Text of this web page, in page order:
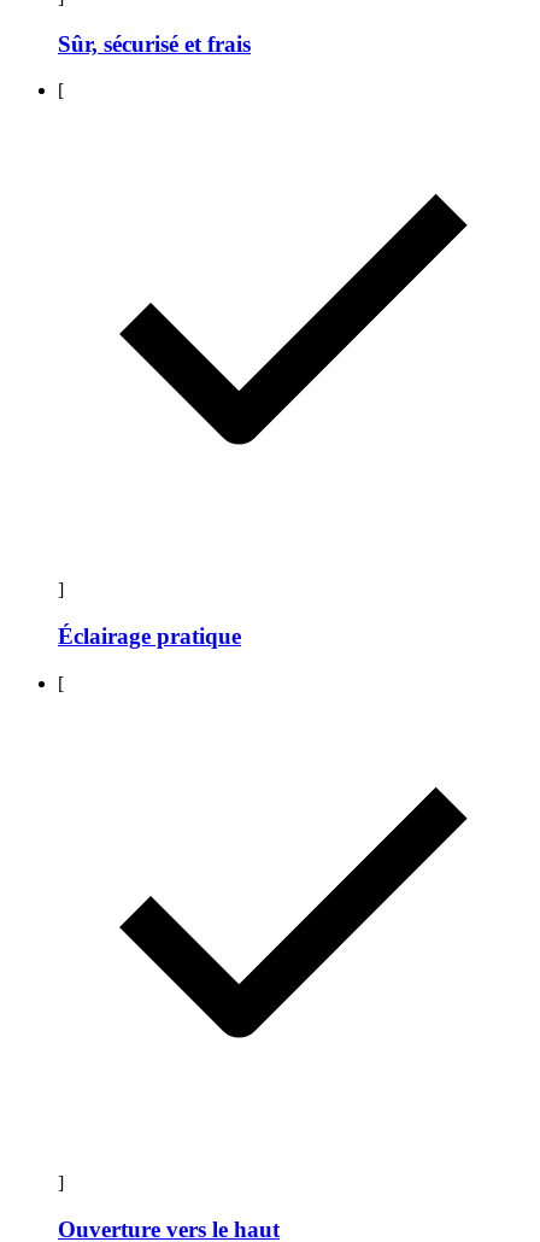
Sûr, sécurisé et frais
[
]
Éclairage pratique
[
]
Ouverture vers le haut